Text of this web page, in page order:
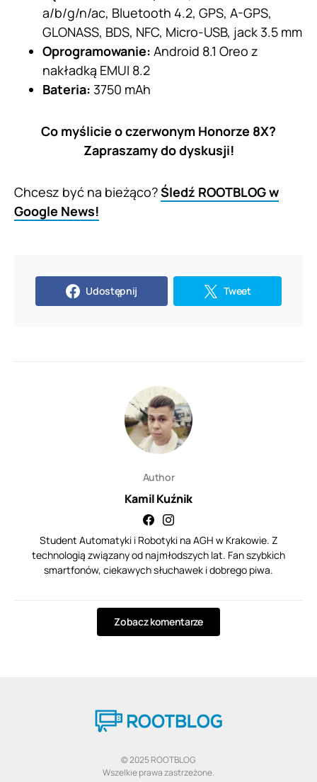
a/b/g/n/ac, Bluetooth 4.2, GPS, A-GPS,
GLONASS, BDS, NFC, Micro-USB, jack 3.5 mm
Oprogramowanie: Android 8.1 Oreo z
nakładką EMUI 8.2
Bateria: 3750 mAh
Co myślicie o czerwonym Honorze 8X?
Zapraszamy do dyskusji!
Chcesz być na bieżąco?Śledź ROOTBLOG w
Google News!
Udostępnij Tweet
Author
Kamil Kuźnik
Student Automatyki i Robotyki na AGH w Krakowie. Z
technologią związany od najmłodszych lat. Fan szybkich
smartfonów, ciekawych słuchawek i dobrego piwa.
Zobacz komentarze
© 2025 ROOTBLOG
Wszelkie prawa zastrzeżone.